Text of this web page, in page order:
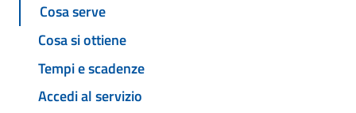
Cosa serve
Cosa si ottiene
Tempi e scadenze
Accedi al servizio